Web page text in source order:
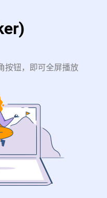
按钮，即可全屏播放